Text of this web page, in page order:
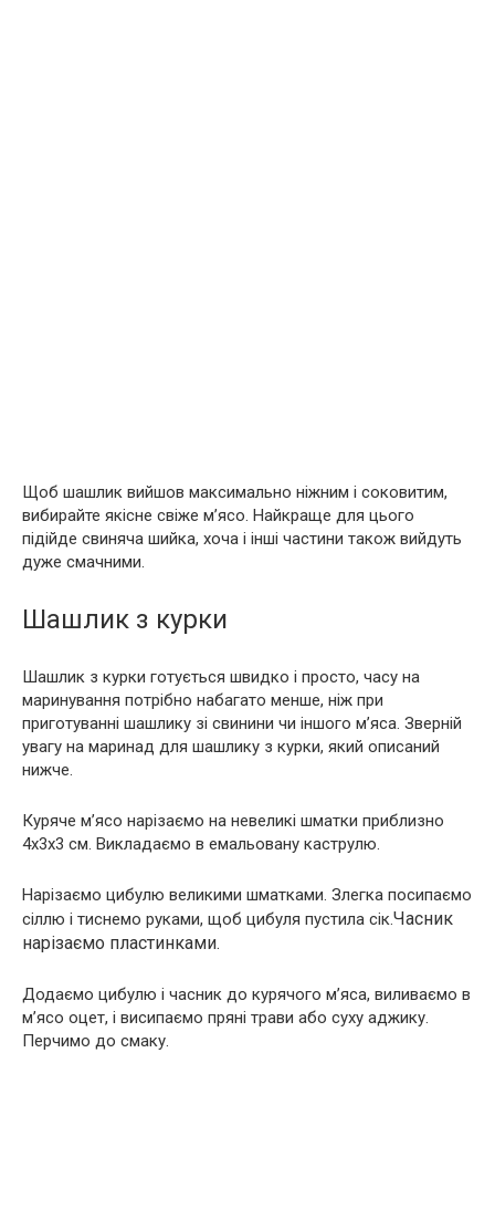
Щоб шашлик вийшов максимально ніжним і соковитим,
вибирайте якісне свіже м’ясо. Найкраще для цього
підійде свиняча шийка, хоча і інші частини також вийдуть
дуже смачними.
Шашлик з курки
Шашлик з курки готується швидко і просто, часу на
маринування потрібно набагато менше, ніж при
приготуванні шашлику зі свинини чи іншого м’яса. Зверній
увагу на маринад для шашлику з курки, який описаний
нижче.
Куряче м’ясо нарізаємо на невеликі шматки приблизно
4х3х3 см. Викладаємо в емальовану каструлю.
Нарізаємо цибулю великими шматками. Злегка посипаємо
сіллю і тиснемо руками, щоб цибуля пустила сік.Часник
нарізаємо пластинками.
Додаємо цибулю і часник до курячого м’яса, виливаємо в
м’ясо оцет, і висипаємо пряні трави або суху аджику.
Перчимо до смаку.